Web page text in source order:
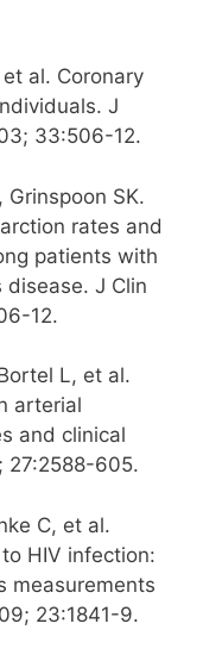
al. Coronary
J
33:506-12.
Grinspoon SK.
rates and
patients with
disease. J Clin
12.
L, et al.
arterial
and clinical
27:2588-605.
C, et al.
HIV infection:
measurements
23:1841-9.